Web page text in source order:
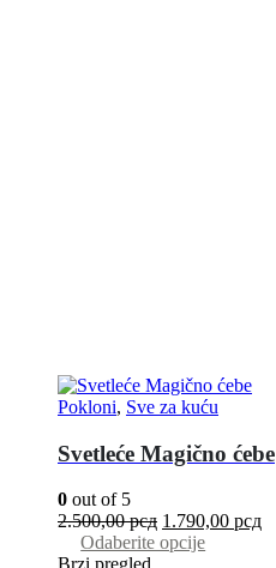
Pokloni, Sve za kuću
Svetleće Magično ćebe
0 out of 5
2.500,00рсд 1.790,00 рсд
Odaberite opcije